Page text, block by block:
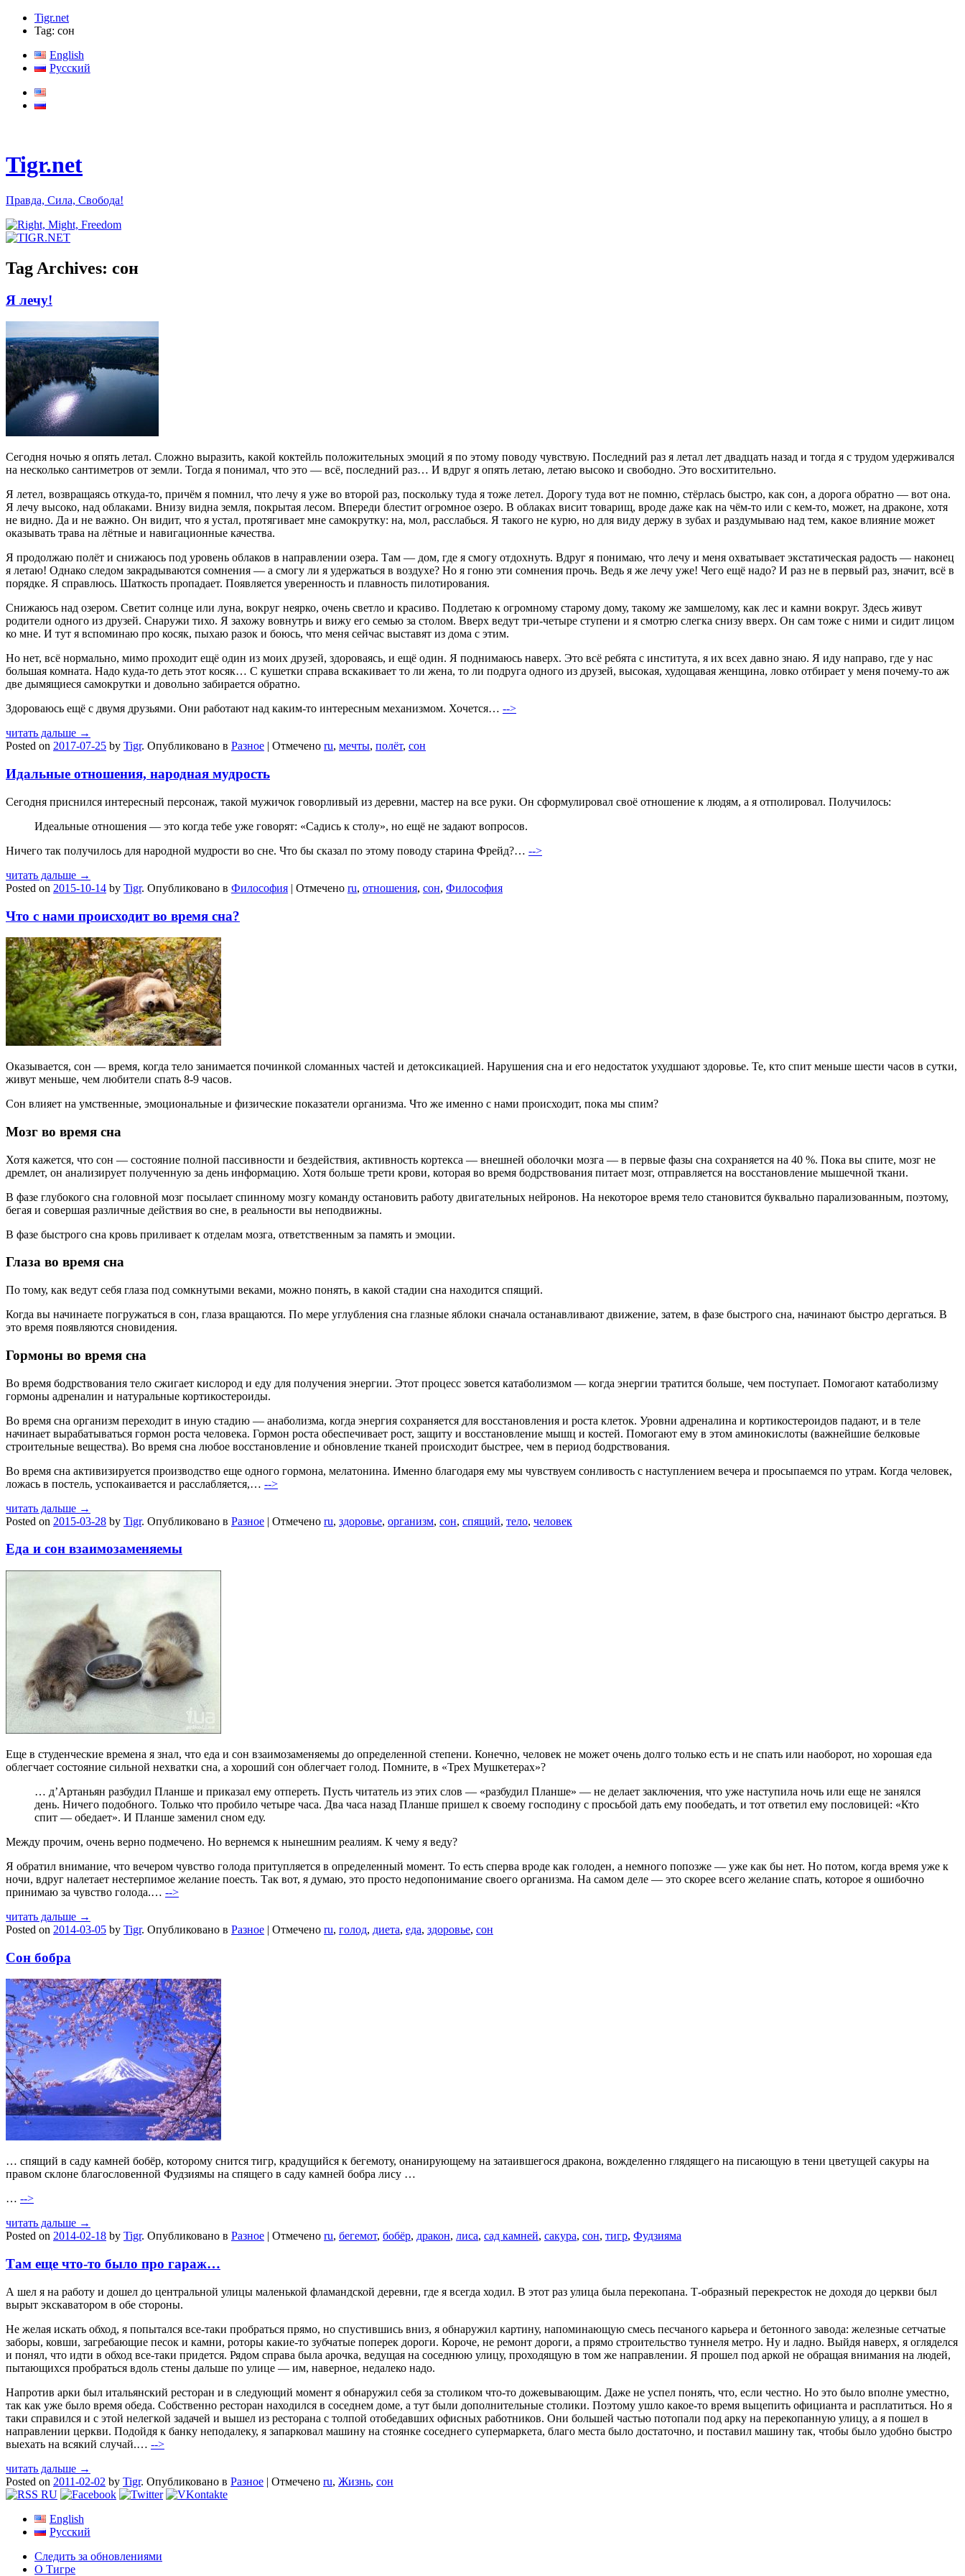
Tigr.net
Tag: сон
English
Русский
Tigr.net
Правда, Сила, Свобода!
Tag Archives: сон
Я лечу!
Сегодня ночью я опять летал. Сложно выразить, какой коктейль положительных эмоций я по этому поводу чувствую. Последний раз я летал лет двадцать назад и тогда я с трудом удерживался
на несколько сантиметров от земли. Тогда я понимал, что это — всё, последний раз… И вдруг я опять летаю, летаю высоко и свободно. Это восхитительно.
Я летел, возвращаясь откуда-то, причём я помнил, что лечу я уже во второй раз, поскольку туда я тоже летел. Дорогу туда вот не помню, стёрлась быстро, как сон, а дорога обратно — вот она.
Я лечу высоко, над облаками. Внизу видна земля, покрытая лесом. Впереди блестит огромное озеро. В облаках висит товарищ, вроде даже как на чём-то или с кем-то, может, на драконе, хотя
не видно. Да и не важно. Он видит, что я устал, протягивает мне самокрутку: на, мол, расслабься. Я такого не курю, но для виду держу в зубах и раздумываю над тем, какое влияние может
оказывать трава на лётные и навигационные качества.
Я продолжаю полёт и снижаюсь под уровень облаков в направлении озера. Там — дом, где я смогу отдохнуть. Вдруг я понимаю, что лечу и меня охватывает экстатическая радость — наконец
я летаю! Однако следом закрадываются сомнения — а смогу ли я удержаться в воздухе? Но я гоню эти сомнения прочь. Ведь я же лечу уже! Чего ещё надо? И раз не в первый раз, значит, всё в
порядке. Я справлюсь. Шаткость пропадает. Появляется уверенность и плавность пилотирования.
Снижаюсь над озером. Светит солнце или луна, вокруг неярко, очень светло и красиво. Подлетаю к огромному старому дому, такому же замшелому, как лес и камни вокруг. Здесь живут
родители одного из друзей. Снаружи тихо. Я захожу вовнутрь и вижу его семью за столом. Вверх ведут три-четыре ступени и я смотрю слегка снизу вверх. Он сам тоже с ними и сидит лицом
ко мне. И тут я вспоминаю про косяк, пыхаю разок и боюсь, что меня сейчас выставят из дома с этим.
Но нет, всё нормально, мимо проходит ещё один из моих друзей, здороваясь, и ещё один. Я поднимаюсь наверх. Это всё ребята с института, я их всех давно знаю. Я иду направо, где у нас
большая комната. Надо куда-то деть этот косяк… С кушетки справа вскакивает то ли жена, то ли подруга одного из друзей, высокая, худощавая женщина, ловко отбирает у меня почему-то аж
две дымящиеся самокрутки и довольно забирается обратно.
Здороваюсь ещё с двумя друзьями. Они работают над каким-то интересным механизмом. Хочется… -->
читать дальше →
Posted on 2017-07-25 by Tigr. Опубликовано в Разное | Отмечено ru, мечты, полёт, сон
Идальные отношения, народная мудрость
Сегодня приснился интересный персонаж, такой мужичок говорливый из деревни, мастер на все руки. Он сформулировал своё отношение к людям, а я отполировал. Получилось:
Идеальные отношения — это когда тебе уже говорят: «Садись к столу», но ещё не задают вопросов.
Ничего так получилось для народной мудрости во сне. Что бы сказал по этому поводу старина Фрейд?… -->
читать дальше →
Posted on 2015-10-14 by Tigr. Опубликовано в Философия | Отмечено ru, отношения, сон, Философия
Что с нами происходит во время сна?
Оказывается, сон — время, когда тело занимается починкой сломанных частей и детоксикацией. Нарушения сна и его недостаток ухудшают здоровье. Те, кто спит меньше шести часов в сутки,
живут меньше, чем любители спать 8-9 часов.
Сон влияет на умственные, эмоциональные и физические показатели организма. Что же именно с нами происходит, пока мы спим?
Мозг во время сна
Хотя кажется, что сон — состояние полной пассивности и бездействия, активность кортекса — внешней оболочки мозга — в первые фазы сна сохраняется на 40 %. Пока вы спите, мозг не
дремлет, он анализирует полученную за день информацию. Хотя больше трети крови, которая во время бодрствования питает мозг, отправляется на восстановление мышечной ткани.
В фазе глубокого сна головной мозг посылает спинному мозгу команду остановить работу двигательных нейронов. На некоторое время тело становится буквально парализованным, поэтому,
бегая и совершая различные действия во сне, в реальности вы неподвижны.
В фазе быстрого сна кровь приливает к отделам мозга, ответственным за память и эмоции.
Глаза во время сна
По тому, как ведут себя глаза под сомкнутыми веками, можно понять, в какой стадии сна находится спящий.
Когда вы начинаете погружаться в сон, глаза вращаются. По мере углубления сна глазные яблоки сначала останавливают движение, затем, в фазе быстрого сна, начинают быстро дергаться. В
это время появляются сновидения.
Гормоны во время сна
Во время бодрствования тело сжигает кислород и еду для получения энергии. Этот процесс зовется катаболизмом — когда энергии тратится больше, чем поступает. Помогают катаболизму
гормоны адреналин и натуральные кортикостероиды.
Во время сна организм переходит в иную стадию — анаболизма, когда энергия сохраняется для восстановления и роста клеток. Уровни адреналина и кортикостероидов падают, и в теле
начинает вырабатываться гормон роста человека. Гормон роста обеспечивает рост, защиту и восстановление мышц и костей. Помогают ему в этом аминокислоты (важнейшие белковые
строительные вещества). Во время сна любое восстановление и обновление тканей происходит быстрее, чем в период бодрствования.
Во время сна активизируется производство еще одного гормона, мелатонина. Именно благодаря ему мы чувствуем сонливость с наступлением вечера и просыпаемся по утрам. Когда человек,
ложась в постель, успокаивается и расслабляется,… -->
читать дальше →
Posted on 2015-03-28 by Tigr. Опубликовано в Разное | Отмечено ru, здоровье, организм, сон, спящий, тело, человек
Еда и сон взаимозаменяемы
Еще в студенческие времена я знал, что еда и сон взаимозаменяемы до определенной степени. Конечно, человек не может очень долго только есть и не спать или наоборот, но хорошая еда
облегчает состояние сильной нехватки сна, а хороший сон облегчает голод. Помните, в «Трех Мушкетерах»?
… д’Артаньян разбудил Планше и приказал ему отпереть. Пусть читатель из этих слов — «разбудил Планше» — не делает заключения, что уже наступила ночь или еще не занялся
день. Ничего подобного. Только что пробило четыре часа. Два часа назад Планше пришел к своему господину с просьбой дать ему пообедать, и тот ответил ему пословицей: «Кто
спит — обедает». И Планше заменил сном еду.
Между прочим, очень верно подмечено. Но вернемся к нынешним реалиям. К чему я веду?
Я обратил внимание, что вечером чувство голода притупляется в определенный момент. То есть сперва вроде как голоден, а немного попозже — уже как бы нет. Но потом, когда время уже к
ночи, вдруг налетает нестерпимое желание поесть. Так вот, я думаю, это просто недопонимание своего организма. На самом деле — это скорее всего желание спать, которое я ошибочно
принимаю за чувство голода.… -->
читать дальше →
Posted on 2014-03-05 by Tigr. Опубликовано в Разное | Отмечено ru, голод, диета, еда, здоровье, сон
Сон бобра
… спящий в саду камней бобёр, которому снится тигр, крадущийся к бегемоту, онанирующему на затаившегося дракона, вожделенно глядящего на писающую в тени цветущей сакуры на
правом склоне благословенной Фудзиямы на спящего в саду камней бобра лису …
… -->
читать дальше →
Posted on 2014-02-18 by Tigr. Опубликовано в Разное Отмечено ru, бегемот, бобёр, дракон, лиса, сад камней, сакура, сон, тигр, Фудзияма
Там еще что-то было про гараж…
А шел я на работу и дошел до центральной улицы маленькой фламандской деревни, где я всегда ходил. В этот раз улица была перекопана. Т-образный перекресток не доходя до церкви был
вырыт экскаватором в обе стороны.
Не желая искать обход, я попытался все-таки пробраться прямо, но спустившись вниз, я обнаружил картину, напоминающую смесь песчаного карьера и бетонного завода: железные сетчатые
заборы, ковши, загребающие песок и камни, роторы какие-то зубчатые поперек дороги. Короче, не ремонт дороги, а прямо строительство туннеля метро. Ну и ладно. Выйдя наверх, я огляделся
и понял, что идти в обход все-таки придется. Рядом справа была арочка, ведущая на соседнюю улицу, проходящую в том же направлении. Я прошел под аркой не обращая внимания на людей,
пытающихся пробраться вдоль стены дальше по улице — им, наверное, недалеко надо.
Напротив арки был итальянский ресторан и в следующий момент я обнаружил себя за столиком что-то дожевывающим. Даже не успел понять, что, если честно. Но это было вполне уместно,
так как уже было время обеда. Собственно ресторан находился в соседнем доме, а тут были дополнительные столики. Поэтому ушло какое-то время выцепить официанта и расплатиться. Но я
таки справился и с этой нелегкой задачей и вышел из ресторана с толпой отобедавших офисных работников. Они большей частью потопали под арку на перекопанную улицу, а я пошел в
направлении церкви. Подойдя к банку неподалеку, я запарковал машину на стоянке соседнего супермаркета, благо места было достаточно, и поставил машину так, чтобы было удобно быстро
выехать на всякий случай.… -->
читать дальше →
Posted on 2011-02-02 by Tigr. Опубликовано в Разное | Отмечено ru, Жизнь, сон
English
Русский
Следить за обновлениями
О Тигре